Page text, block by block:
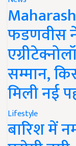
फडणवीस
सम्मान,
मिली नई
Lifestyle
बारिश में